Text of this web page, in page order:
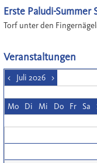
Erste Paludi-Summer
Torf unter den
Veranstaltungen
< Juli 2026 >
Mo Di Mi Do Fr Sa